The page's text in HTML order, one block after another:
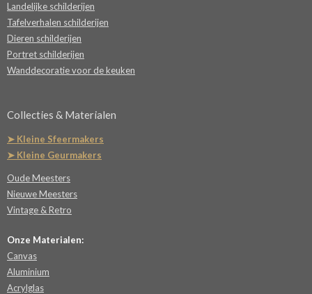
Landelijke schilderijen
Tafelverhalen schilderijen
Dieren schilderijen
Portret schilderijen
Wanddecoratie voor de keuken
Collecties & Materialen
➤ Kleine Sfeermakers
➤ Kleine Geurmakers
Oude Meesters
Nieuwe Meesters
Vintage & Retro
Onze Materialen:
Canvas
Aluminium
Acrylglas